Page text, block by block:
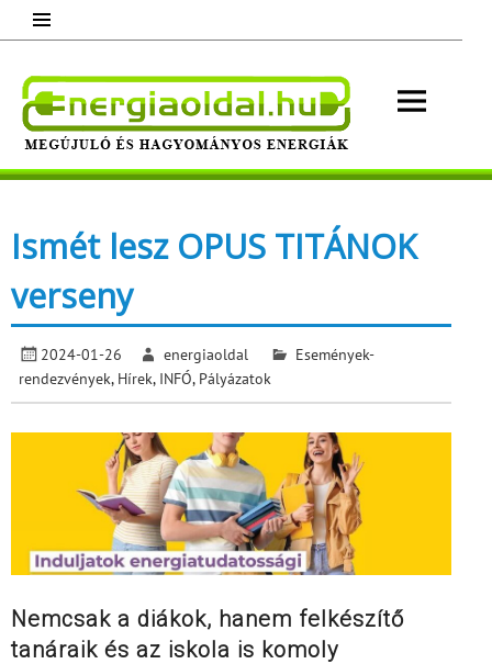
content
Megújuló és hagyományos energiák.
Ismét lesz OPUS TITÁNOK
verseny
2024-01-26 energiaoldal
Események-
rendezvények, Hírek, INFÓ, Pályázatok
Nemcsak a diákok, hanem felkészítő
tanáraik és az iskola is komoly